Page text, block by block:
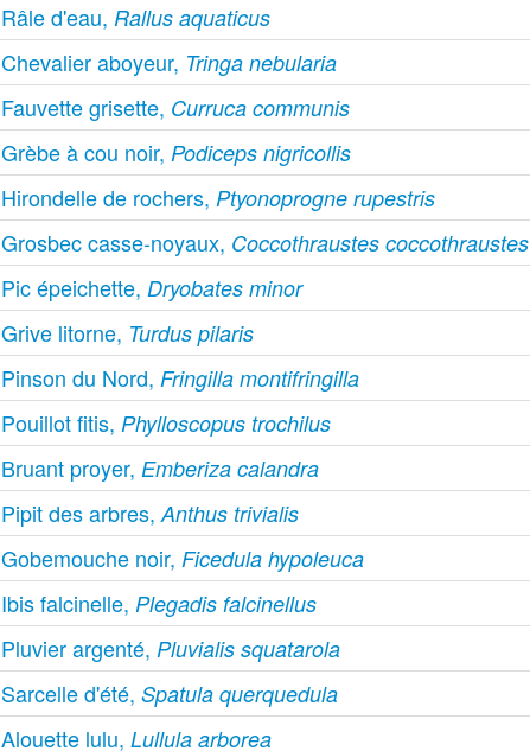
Râle d'eau,Rallus aquaticus
Chevalier aboyeur, Tringa nebularia
Fauvette grisette, Curruca communis
Grèbe à cou noir,Podiceps nigricollis
Hirondelle de rochers,Ptyonoprogne rupestris
Grosbec casse-noyaux, Coccothraustes coccothraustes
Pic épeichette,Dryobates minor
Grive litorne, Turdus pilaris
Pinson du Nord,Fringilla montifringilla
Pouillot fitis,Phylloscopus trochilus
Bruant proyer,Emberiza calandra
Pipit des arbres,Anthus trivialis
Gobemouche noir,Ficedula hypoleuca
Ibis falcinelle,Plegadis falcinellus
Pluvier argenté,Pluvialis squatarola
Sarcelle d'été,Spatula querquedula
Alouette lulu,Lullula arborea